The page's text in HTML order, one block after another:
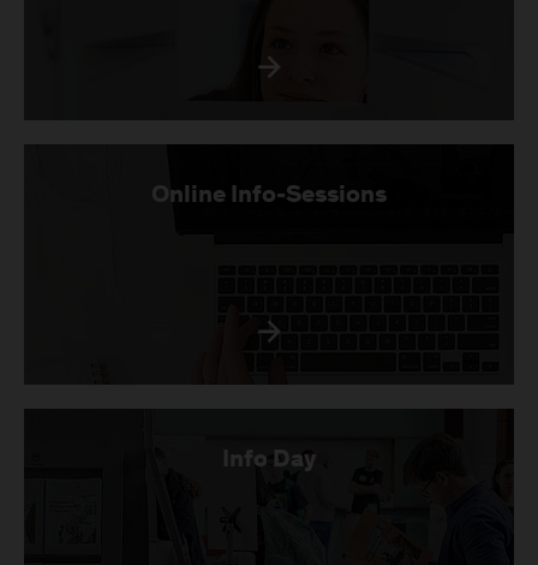
Online Info-Sessions
Info Day